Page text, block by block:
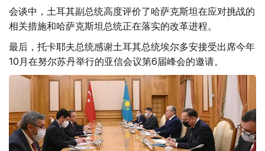
会谈中，土耳其副总统高度评价了哈萨克斯坦在应对挑战的
相关措施和哈萨克斯坦总统正在落实的改革进程。
最后，托卡耶夫总统感谢土耳其总统埃尔多安接受出席今年
10月在努尔苏丹举行的亚信会议第6届峰会的邀请。